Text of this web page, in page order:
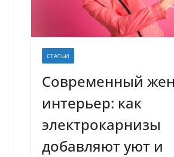
СТАТЬИ
Современный
интерьер: как
электрокарнизы
добавляют уют и